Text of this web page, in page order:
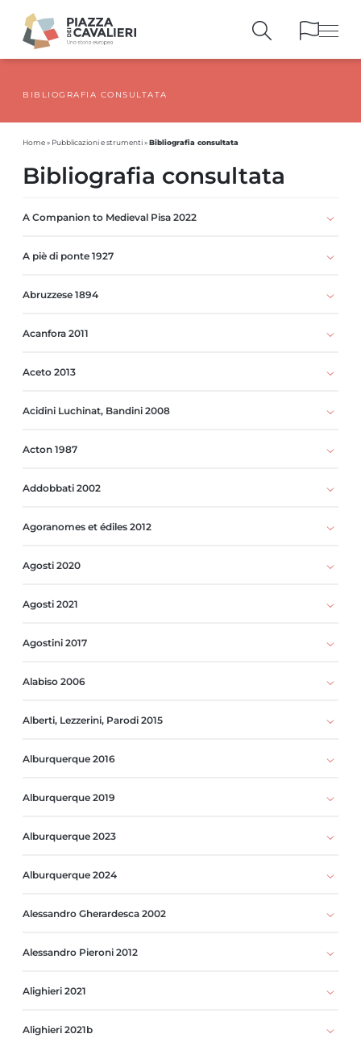
PUBBLICAZIONI E STRUMENTI
BIBLIOGRAFIA CONSULTATA
Home» Pubblicazioni e strumenti»Bibliografia consultata
Bibliografia consultata
A Companion to Medieval Pisa 2022
A piè di ponte 1927
Abruzzese 1894
Acanfora 2011
Aceto 2013
Acidini Luchinat, Bandini 2008
Acton 1987
Addobbati 2002
Agoranomes et édiles 2012
Agosti 2020
Agosti 2021
Agostini 2017
Alabiso 2006
Alberti, Lezzerini, Parodi 2015
Alburquerque 2016
Alburquerque 2019
Alburquerque 2023
Alburquerque 2024
Alessandro Gherardesca 2002
Alessandro Pieroni 2012
Alighieri 2021
Alighieri 2021b